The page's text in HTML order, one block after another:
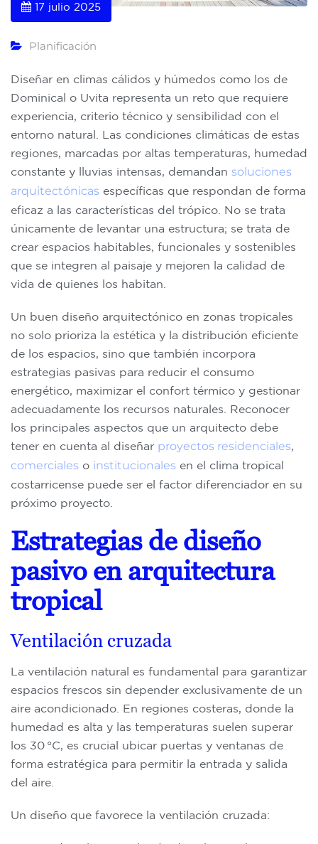
17 julio 2025
Planificación
Diseñar en climas cálidos y húmedos como los de
Dominical o Uvita representa un reto que requiere
experiencia, criterio técnico y sensibilidad con el
entorno natural. Las condiciones climáticas de estas
regiones, marcadas por altas temperaturas, humedad
constante y lluvias intensas, demandan soluciones
arquitectónicas específicas que respondan de forma
eficaz a las características del trópico. No se trata
únicamente de levantar una estructura; se trata de
crear espacios habitables, funcionales y sostenibles
que se integren al paisaje y mejoren la calidad de
vida de quienes los habitan.
Un buen diseño arquitectónico en zonas tropicales
no solo prioriza la estética y la distribución eficiente
de los espacios, sino que también incorpora
estrategias pasivas para reducir el consumo
energético, maximizar el confort térmico y gestionar
adecuadamente los recursos naturales. Reconocer
los principales aspectos que un arquitecto debe
tener en cuenta al diseñar proyectos residenciales,
comerciales o institucionales en el clima tropical
costarricense puede ser el factor diferenciador en su
próximo proyecto.
Estrategias de diseño
pasivo en arquitectura
tropical
Ventilación cruzada
La ventilación natural es fundamental para garantizar
espacios frescos sin depender exclusivamente de un
aire acondicionado. En regiones costeras, donde la
humedad es alta y las temperaturas suelen superar
los 30 °C, es crucial ubicar puertas y ventanas de
forma estratégica para permitir la entrada y salida
del aire.
Un diseño que favorece la ventilación cruzada: